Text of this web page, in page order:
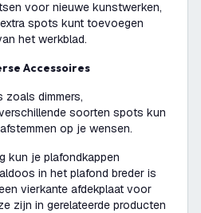
voor nieuwe kunstwerken,
spots kunt toevoegen
het werkblad.
Accessoires
zoals dimmers,
soorten spots kun
op je wensen.
kun je plafondkappen
in het plafond breder is
vierkante afdekplaat voor
zijn in gerelateerde producten